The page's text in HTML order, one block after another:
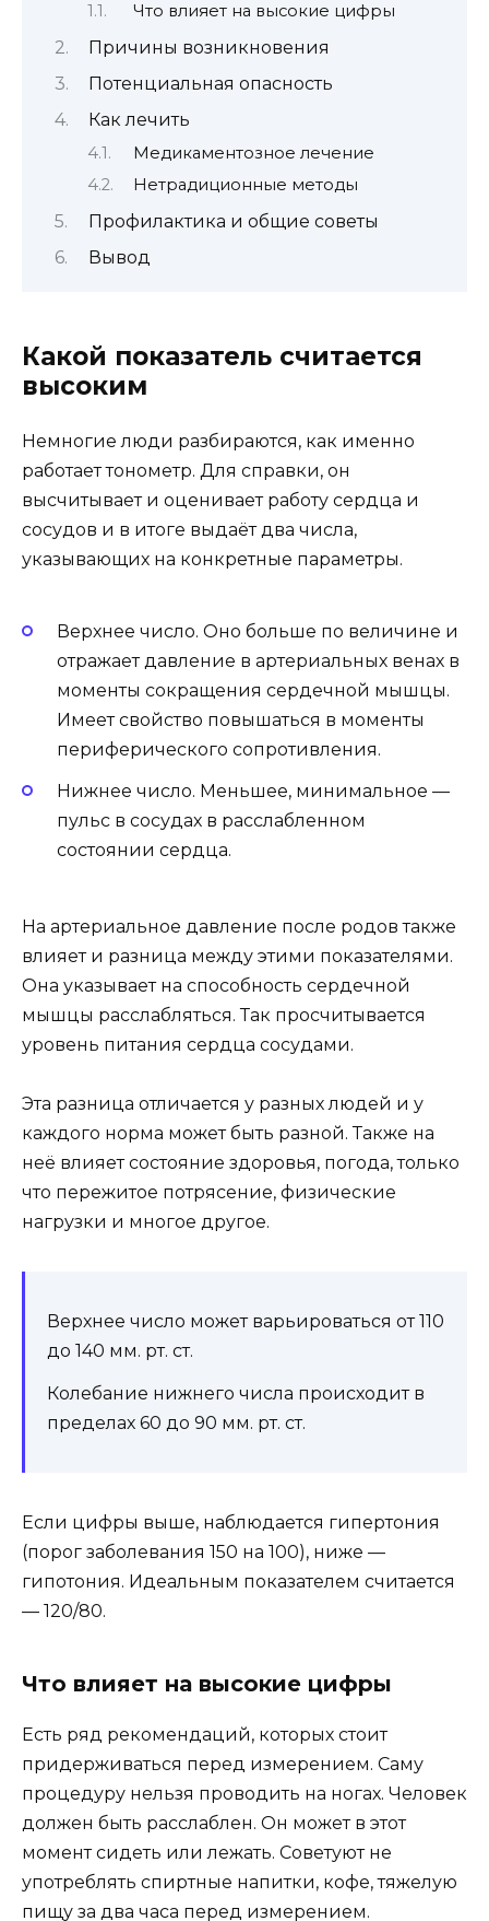
Что влияет на высокие цифры
Причины возникновения
Потенциальная опасность
Как лечить
Медикаментозное лечение
Нетрадиционные методы
Профилактика и общие советы
Вывод
Какой показатель считается
высоким
Немногие люди разбираются, как именно
работает тонометр. Для справки, он
высчитывает и оценивает работу сердца и
сосудов и в итоге выдаёт два числа,
указывающих на конкретные параметры.
Верхнее число. Оно больше по величине и
отражает давление в артериальных венах в
моменты сокращения сердечной мышцы.
Имеет свойство повышаться в моменты
периферического сопротивления.
Нижнее число. Меньшее, минимальное —
пульс в сосудах в расслабленном
состоянии сердца.
На артериальное давление после родов также
влияет и разница между этими показателями.
Она указывает на способность сердечной
мышцы расслабляться. Так просчитывается
уровень питания сердца сосудами.
Эта разница отличается у разных людей и у
каждого норма может быть разной. Также на
неё влияет состояние здоровья, погода, только
что пережитое потрясение, физические
нагрузки и многое другое.
Верхнее число может варьироваться от 110
до 140 мм. рт. ст.
Колебание нижнего числа происходит в
пределах 60 до 90 мм. рт. ст.
Если цифры выше, наблюдается гипертония
(порог заболевания 150 на 100), ниже —
гипотония. Идеальным показателем считается
— 120/80.
Что влияет на высокие цифры
Есть ряд рекомендаций, которых стоит
придерживаться перед измерением. Саму
процедуру нельзя проводить на ногах. Человек
должен быть расслаблен. Он может в этот
момент сидеть или лежать. Советуют не
употреблять спиртные напитки, кофе, тяжелую
пищу за два часа перед измерением.